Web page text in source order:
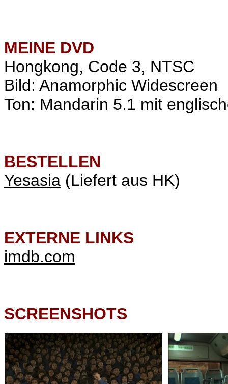
MEINE DVD
Hongkong, Code 3, NTSC
Bild: Anamorphic Widescreen
Ton: Mandarin 5.1 mit
BESTELLEN
Yesasia (Liefert aus HK)
EXTERNE LINKS
imdb.com
SCREENSHOTS